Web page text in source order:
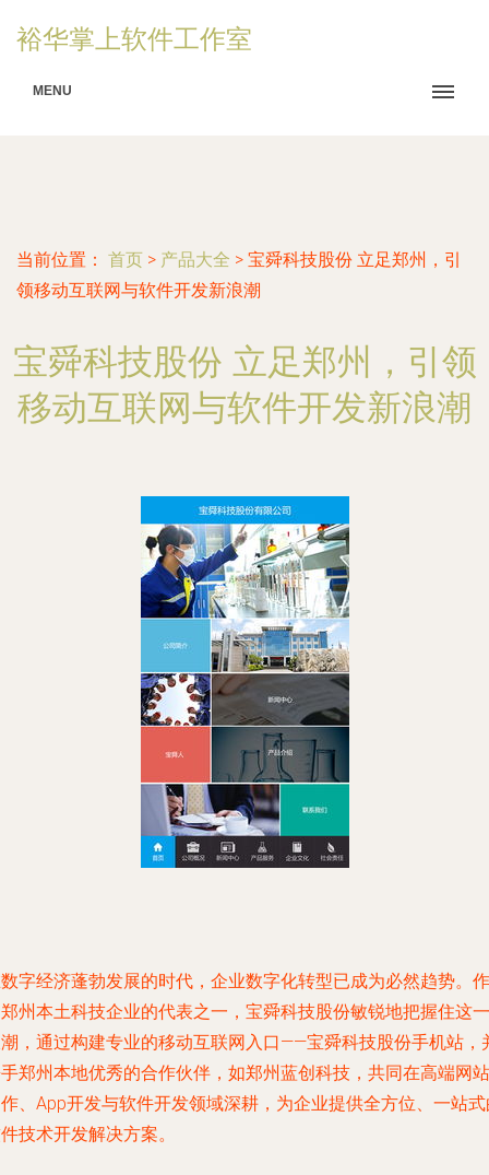
裕华掌上软件工作室
MENU
当前位置： 首页 > 产品大全 > 宝舜科技股份 立足郑州，引
领移动互联网与软件开发新浪潮
宝舜科技股份 立足郑州，引领
移动互联网与软件开发新浪潮
字经济蓬勃发展的时代，企业数字化转型已成为必然趋势。作
州本土科技企业的代表之一，宝舜科技股份敏锐地把握住这一
，通过构建专业的移动互联网入口——宝舜科技股份手机站，
郑州本地优秀的合作伙伴，如郑州蓝创科技，共同在高端网站
、App开发与软件开发领域深耕，为企业提供全方位、一站
技术开发解决方案。